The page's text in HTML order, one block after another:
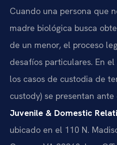
Cuando una persona que
madre biológica busca
de un menor, el proceso
desafíos particulares. En
los casos de custodia de
custody) se presentan ante
Juvenile & Domestic
ubicado en el 110 N.